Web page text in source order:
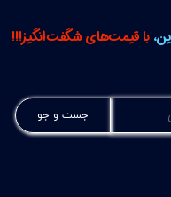
جست و جو
با قیمت‌های شگفت‌انگیز!!!